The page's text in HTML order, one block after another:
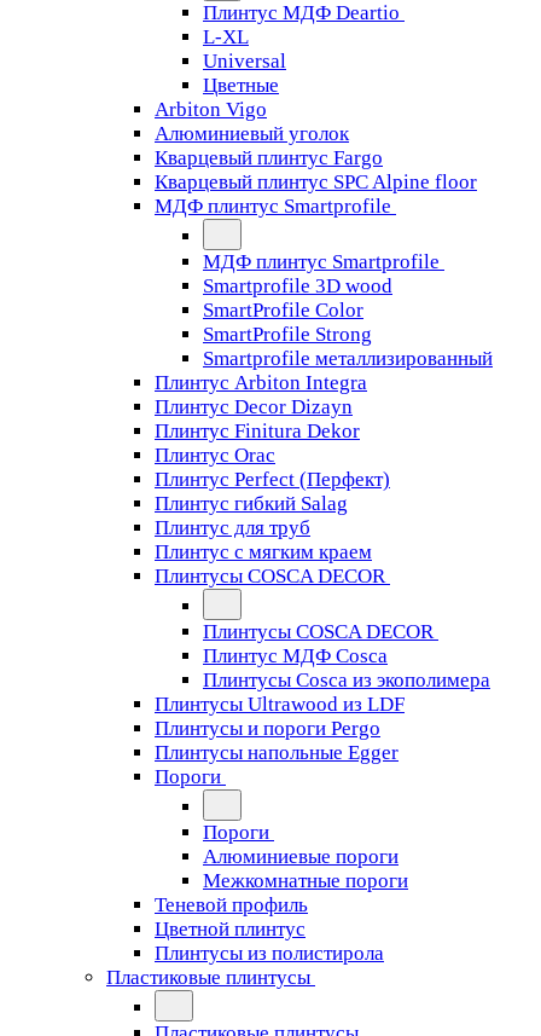
Плинтус МДФ Deartio
L-XL
Universal
Цветные
Arbiton Vigo
Алюминиевый уголок
Кварцевый плинтус Fargo
Кварцевый плинтус SPC Alpine floor
МДФ плинтус Smartprofile
МДФ плинтус Smartprofile
Smartprofile 3D wood
SmartProfile Color
SmartProfile Strong
Smartprofile металлизированный
Плинтус Arbiton Integra
Плинтус Decor Dizayn
Плинтус Finitura Dekor
Плинтус Orac
Плинтус Perfect (Перфект)
Плинтус гибкий Salag
Плинтус для труб
Плинтус с мягким краем
Плинтусы COSCA DECOR
Плинтусы COSCA DECOR
Плинтус МДФ Cosca
Плинтусы Cosca из экополимера
Плинтусы Ultrawood из LDF
Плинтусы и пороги Pergo
Плинтусы напольные Egger
Пороги
Пороги
Алюминиевые пороги
Межкомнатные пороги
Теневой профиль
Цветной плинтус
Плинтусы из полистирола
Пластиковые плинтусы